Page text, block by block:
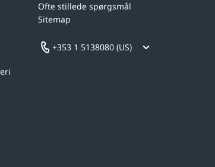
Ofte stillede spørgsmål
Sitemap
+353 1 5138080 (US)